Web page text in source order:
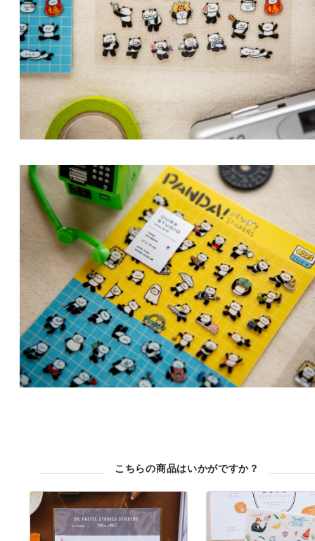
こちらの商品はいかがですか？